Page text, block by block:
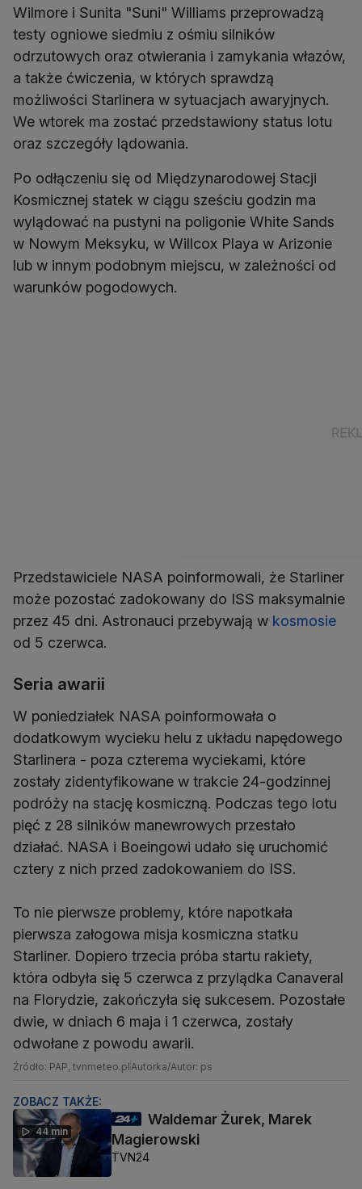
Wilmore i Sunita "Suni" Williams przeprowadzą
testy ogniowe siedmiu z ośmiu silników
odrzutowych oraz otwierania i zamykania włazów,
a także ćwiczenia, w których sprawdzą
możliwości Starlinera w sytuacjach awaryjnych.
We wtorek ma zostać przedstawiony status lotu
oraz szczegóły lądowania.
Po odłączeniu się od Międzynarodowej Stacji
Kosmicznej statek w ciągu sześciu godzin ma
wylądować na pustyni na poligonie White Sands
w Nowym Meksyku, w Willcox Playa w Arizonie
lub w innym podobnym miejscu, w zależności od
warunków pogodowych.
Przedstawiciele NASA poinformowali, że Starliner
może pozostać zadokowany do ISS maksymalnie
przez 45 dni. Astronauci przebywają w kosmosie
od 5 czerwca.
Seria awarii
W poniedziałek NASA poinformowała o
dodatkowym wycieku helu z układu napędowego
Starlinera - poza czterema wyciekami, które
zostały zidentyfikowane w trakcie 24-godzinnej
podróży na stację kosmiczną. Podczas tego lotu
pięć z 28 silników manewrowych przestało
działać. NASA i Boeingowi udało się uruchomić
cztery z nich przed zadokowaniem do ISS.
To nie pierwsze problemy, które napotkała
pierwsza załogowa misja kosmiczna statku
Starliner. Dopiero trzecia próba startu rakiety,
która odbyła się 5 czerwca z przylądka Canaveral
na Florydzie, zakończyła się sukcesem. Pozostałe
dwie, w dniach 6 maja i 1 czerwca, zostały
odwołane z powodu awarii.
Źródło: PAP, tvnmeteo.plAutorka/Autor: ps
ZOBACZ TAKŻE:
44 min
Waldemar Żurek, Marek
Magierowski
TVN24